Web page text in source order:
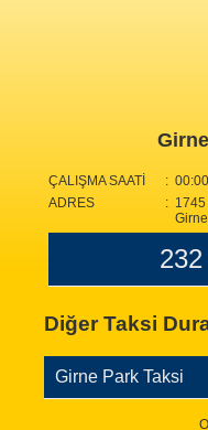
ÇALIŞMA SAATİ
:
ADRES
: 1745
Girne
Diğer Taksi
Girne Park Taksi